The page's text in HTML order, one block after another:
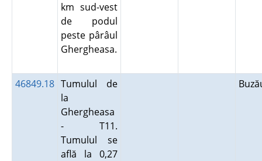
km sud-vest
de podul
peste pârâul
Ghergheasa.
46849.18 Tumulul de
la
Ghergheasa
- T11.
Tumulul se
află la 0,27